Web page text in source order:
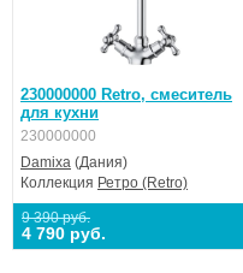
230000000 Retro, смеситель
для кухни
230000000
Damixa (Дания)
Коллекция Ретро (Retro)
9 390 руб.
4 790 руб.